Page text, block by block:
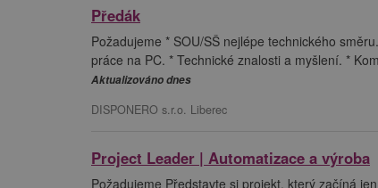
Předák
Požadujeme * SOU/SŠ nejlépe technického
práce na PC. * Technické znalosti a myšlení. *
Aktualizováno dnes
DISPONERO s.r.o. Liberec
Project Leader | Automatizace a výroba
Požadujeme Představte si projekt, který začíná